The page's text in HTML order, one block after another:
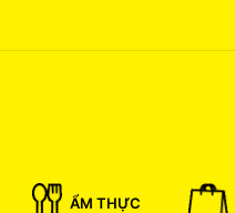
ẨM THỰC